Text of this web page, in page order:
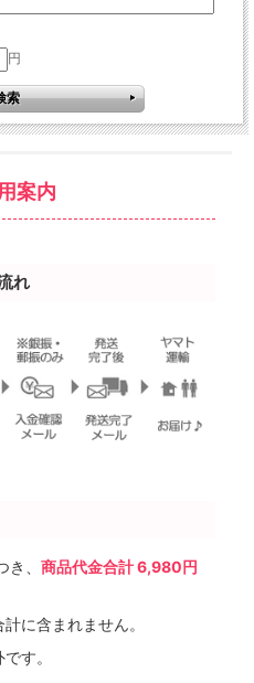
円
案内
れ
、 商品代金合計 6,980円
に含まれません。
す。